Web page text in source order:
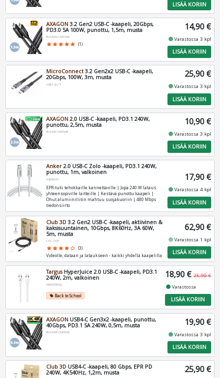
LISÄÄ KORIIN
AXAGON 3.2 Gen2 USB-C -kaapeli, 20Gbps,
PD3.0 5A 100W, punottu, 1,5m, musta
BUCM32-CM15AB
star star star star star (1)
14,90 €
fiber_manual_recordVarastossa 3 kpl
LISÄÄ KORIIN
MicroConnect 3.2 Gen2x2 USB-C -kaapeli,
20Gbps, 100W, 3m, musta
USB3.2CC3
25,90 €
fiber_manual_recordVarastossa 3 kpl
LISÄÄ KORIIN
AXAGON 2.0 USB-C -kaapeli, PD3.1 240W,
punottu, 2,5m, musta
BUCM2-CM25AB
10,90 €
fiber_manual_recordVarastossa 3 kpl
LISÄÄ KORIIN
Anker 2.0 USB-C Zolo -kaapeli, PD3.1 240W,
punottu, 1m, valkoinen
A8060H21
EPR-tuki tehokkaille kannettaville | Jopa 240 W lataus
yhteensopiville laitteille | Kestävä punottu kaapeli |
Ohut alumiiniliitin mahtuu suojakuoriin | 480 Mbps
tiedonsiirto
17,90 €
fiber_manual_recordVarastossa 4 kpl
LISÄÄ KORIIN
Club 3D 3.2 Gen2 USB-C -kaapeli, aktiivinen &
kaksisuuntainen, 10Gbps, 8K60Hz, 3A 60W,
5m, musta
CAC-1535
star star star star star_border (3)
Videolle, dataan ja lataukseen - kaikki yhdellä kaapelilla
62,90 €
fiber_manual_recordVarastossa 1 kpl
LISÄÄ KORIIN
TargusHyperJuice 2.0 USB-C -kaapeli, PD3.1
240W, 2m, valkoinen
HJ4002WHGL
local_offerBack to School
18,90 € 25,90 €
fiber_manual_recordVarastossa
LISÄÄ KORIIN
AXAGON USB4-C Gen3x2 -kaapeli, punottu,
40Gbps, PD3.1 5A 240W, 0,5m, musta
BUCM4X-CM05AB
19,90 €
fiber_manual_recordVarastossa 3 kpl
LISÄÄ KORIIN
Club 3D USB4-C -kaapeli, 80 Gbps, EPR PD
240W, 4K540Hz, 1,2m, musta
25,90 €